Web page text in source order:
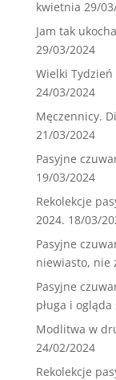
kwietnia 29/
Jam tak
29/03/2024
Wielki
24/03/2024
Męczennicy.
21/03/2024
Pasyjne
19/03/2024
Rekolekcje
2024. 18/03/
Pasyjne
niewiasto, nie
Pasyjne
pługa i
Modlitwa w
24/02/2024
Rekolekcje